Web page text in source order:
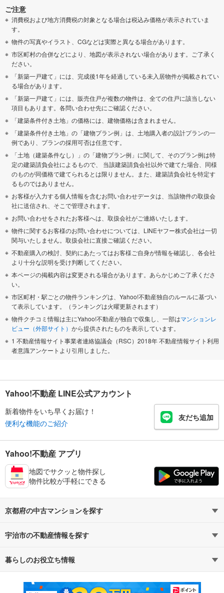
ご注意
消費税および地方消費税の対象となる場合は税込み価格が表示されていま
す。
物件の写真やイラスト、CGなどは実際と異なる場合があります。
市区町村の合併などにより、地図が表示されない場合があります。ご了承く
ださい。
「新築一戸建て」には、完成後1年を経過している未入居物件が掲載されてい
る場合があります。
「新築一戸建て」には、販売住戸が複数の物件は、全ての住戸に該当しない
項目もあります。各問い合わせ先にご確認ください。
「建築条件付き土地」の価格には、建物価格は含まれません。
「建築条件付き土地」の「建物プラン例」は、土地購入者の設計プランの一
例であり、プランの採用可否は任意です。
「土地（建築条件なし）」の「建物プラン例」に関して、そのプラン例は特
定の建築請負会社によるもので、 当該建築請負会社以外で建てた場合、同様
のものが同価格で建てられるとは限りません。また、建築請負会社を特定す
るものではありません。
お客様が入力する個人情報を含むお問い合わせデータは、当該物件の取扱会
社に送信され、そこで管理されます。
お問い合わせをされたお客様へは、取扱会社がご連絡いたします。
物件に関するお客様のお問い合わせについては、LINEヤフー株式会社は一切
関与いたしません。取扱会社に直接ご確認ください。
不動産購入の検討、契約にあたってはお客様ご自身が情報を確認し、各会社
より十分な説明を受け判断してください。
本ページの掲載内容は変更される場合があります。あらかじめご了承くださ
い。
市区町村・駅ごとの物件ランキングは、Yahoo!不動産独自のルールに基づい
て表示しています。（ランキングは火曜更新されます）
物件クチコミ情報は主にYahoo!不動産が独自で収集し、一部はマンションレ
ビュー（外部サイト） から提供されたものを表示しています。
1 不動産情報サイト事業者連絡協議会（RSC）2018年 不動産情報サイト利用
者意識アンケートより引用しました。
Yahoo!不動産 LINE公式アカウント
新着物件をいち早くお届け！
便利な機能のご紹介
友だち追加
Yahoo!不動産 アプリ
地図でサクッと物件探し
物件比較が手軽にできる
京都府の中古マンションを探す
路線・駅から探す
通勤・通学時間から探す
宇治市の不動産情報を探す
不動産・住宅
新築マンション 中古マンション
暮らしのお役立ち情報
マンションカタログ 教えて！住まいの先生